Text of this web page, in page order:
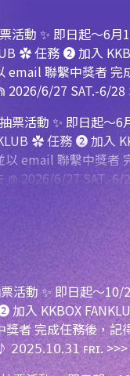
活動 ✨ 即日起～6
✿ 任務 ➋ 加入
email 聯繫中獎
2026/6/27 SAT.-6/
活動 ✨ 即日起～
加入 KKBOX
獎者 完成任務後，
ꜰʀɪ. >>>